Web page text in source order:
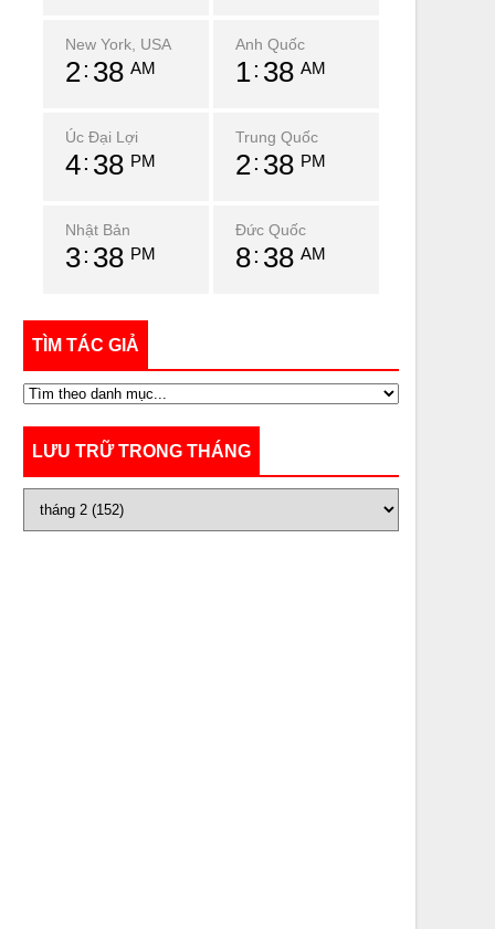
New York, USA
2 38 AM
Anh Quốc
1 38 AM
Úc Đại Lợi
4 38 PM
Trung Quốc
2 38 PM
Nhật Bản
3 38 PM
Đức Quốc
8 38 AM
TÌM TÁC GIẢ
LƯU TRỮ TRONG THÁNG